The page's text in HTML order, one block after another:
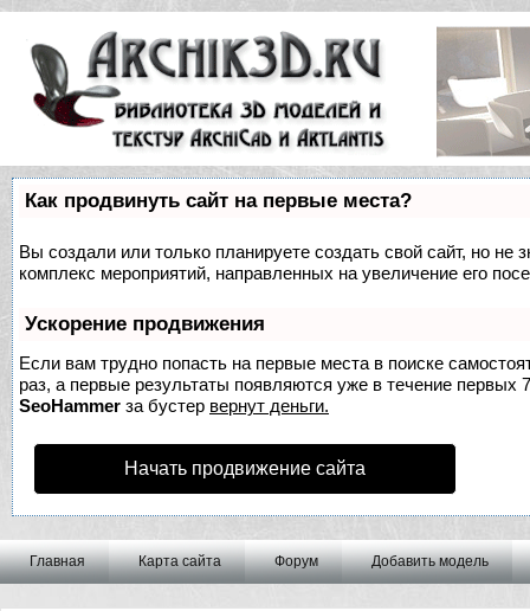
Как продвинуть сайт на первые места?
Вы создали или только планируете создать свой сайт, но не
комплекс мероприятий, направленных на увеличение его
Ускорение продвижения
Если вам трудно попасть на первые места в поиске
раз, а первые результаты появляются уже в течение первых
SeoHammer за бустер вернут деньги.
Начать продвижение сайта
Главная Карта сайта Форум Добавить модель